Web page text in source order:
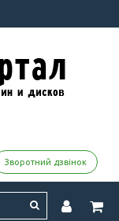
Зворотний дзвінок